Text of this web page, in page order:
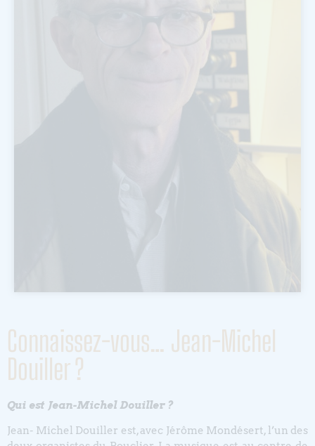
Connaissez-vous… Jean-Michel
Douiller ?
Qui est Jean-Michel Douiller ?
Jean- Michel Douiller est, avec Jérôme Mondésert, l’un des